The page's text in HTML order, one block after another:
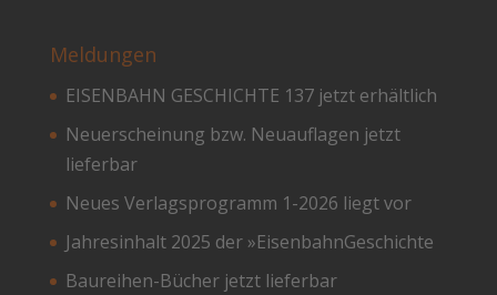
Meldungen
EISENBAHN GESCHICHTE 137 jetzt erhältlich
Neuerscheinung bzw. Neuauflagen jetzt
lieferbar
Neues Verlagsprogramm 1-2026 liegt vor
Jahresinhalt 2025 der »EisenbahnGeschichte
Baureihen-Bücher jetzt lieferbar